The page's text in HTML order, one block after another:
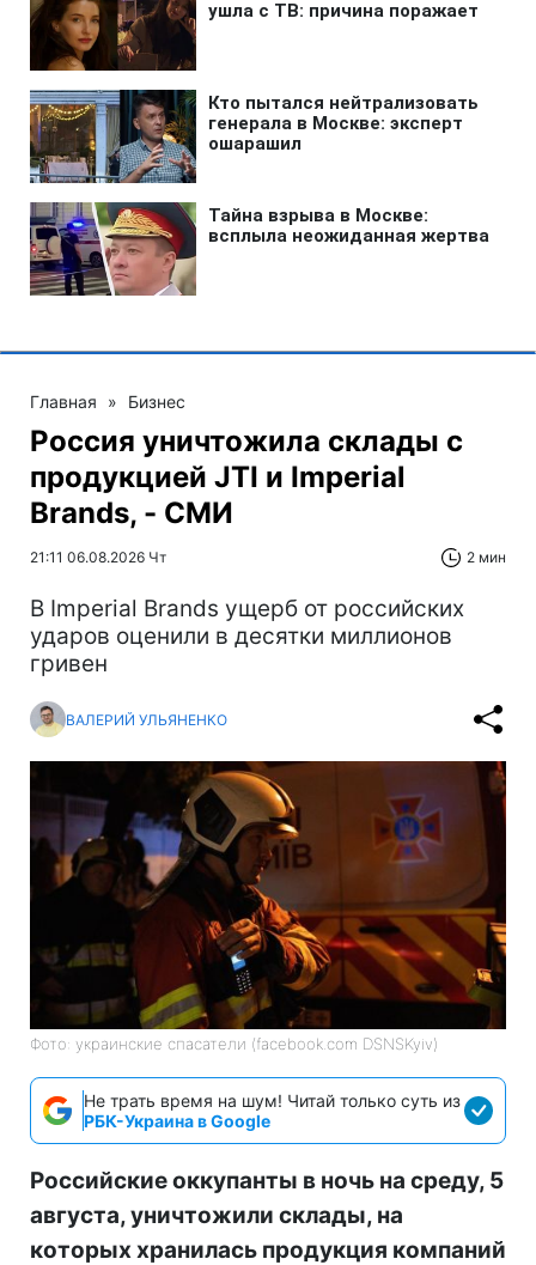
Главная » Бизнес
Россия уничтожила склады с
продукцией JTI и Imperial
Brands, - СМИ
21:11 06.08.2026 Чт 2 мин
В Imperial Brands ущерб от российских
ударов оценили в десятки миллионов
гривен
ВАЛЕРИЙ УЛЬЯНЕНКО
Фото: украинские спасатели (facebook.com DSNSKyiv)
Не трать время на шум! Читай только суть из
РБК-Украина в Google
Российские оккупанты в ночь на среду, 5
августа, уничтожили склады, на
которых хранилась продукция компаний